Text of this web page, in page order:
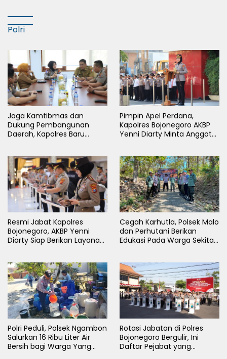
Polri
Jaga Kamtibmas dan
Dukung Pembangunan
Daerah, Kapolres Baru
Pimpin Apel Perdana,
Kapolres Bojonegoro AKBP
Yenni Diarty Minta Anggota
Resmi Jabat Kapolres
Bojonegoro, AKBP Yenni
Diarty Siap Berikan Layanan
Cegah Karhutla, Polsek Malo
dan Perhutani Berikan
Edukasi Pada Warga Sekitar
Polri Peduli, Polsek Ngambon
Salurkan 16 Ribu Liter Air
Bersih bagi Warga Yang
Rotasi Jabatan di Polres
Bojonegoro Bergulir, Ini
Daftar Pejabat yang